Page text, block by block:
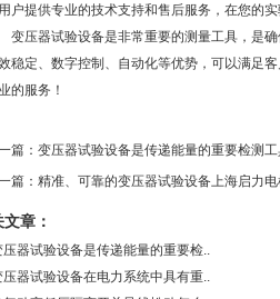
户提供专业的技术支持和售后服务，在您的实
压器试验设备是非常重要的测量工具，是确
稳定、数字控制、自动化等优势，可以满足
的服务！
一篇：变压器试验设备是传递能量的重要检测
篇：精准、可靠的变压器试验设备上海启力
章：
压器试验设备是传递能量的重要检..
压器试验设备在电力系统中具有重..